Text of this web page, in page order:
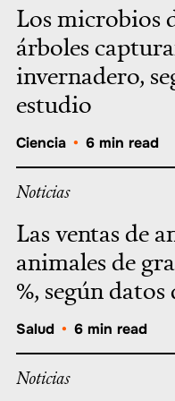
Los microbios
árboles
invernadero,
estudio
Ciencia • 6 min read
Noticias
Las ventas de
animales de
%, según
Salud • 6 min read
Noticias